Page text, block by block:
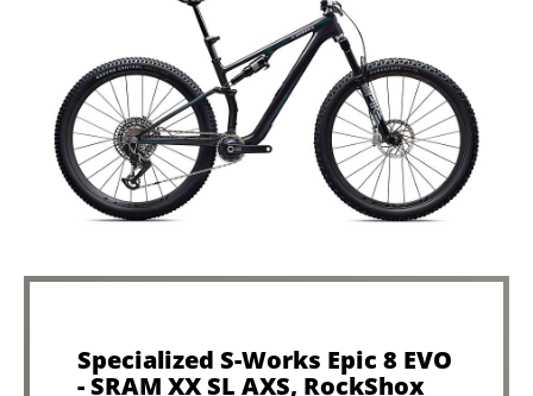
Specialized S-Works Epic 8 EVO
- SRAM XX SL AXS, RockShox